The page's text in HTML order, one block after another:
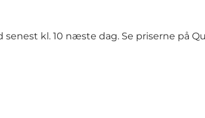
senest kl. 10 næste dag. Se priserne på